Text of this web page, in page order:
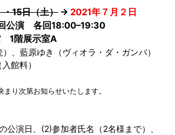
15日（土） → 2021年７月２日
公演 各回18:00–19:30
1階展示室A
）、藍原ゆき（ヴィオラ・ダ・ガンバ）
館料）
り次第お知らせいたします。
公演日、(2)参加者氏名（2名様まで）、